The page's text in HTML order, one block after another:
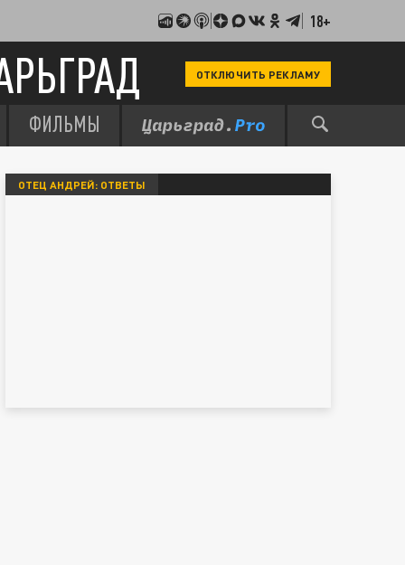
18+
ОТКЛЮЧИТЬ РЕКЛАМУ
ФИЛЬМЫ
ОТЕЦ АНДРЕЙ: ОТВЕТЫ